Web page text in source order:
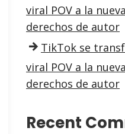
viral POV a la
derechos de autor
TikTok se
viral POV a la
derechos de autor
Recent